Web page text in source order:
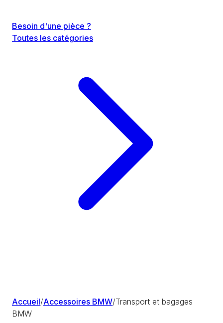
Besoin d'une pièce ?
Toutes les catégories
Accueil/Accessoires BMW/Transport et bagages
BMW